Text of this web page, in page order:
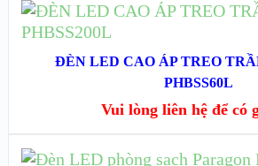
XEM NHANH
XEM CHI
ĐÈN LED CAO ÁP TREO
PHBSS60L
Vui lòng liên hệ để có
ĐỌC TIẾP